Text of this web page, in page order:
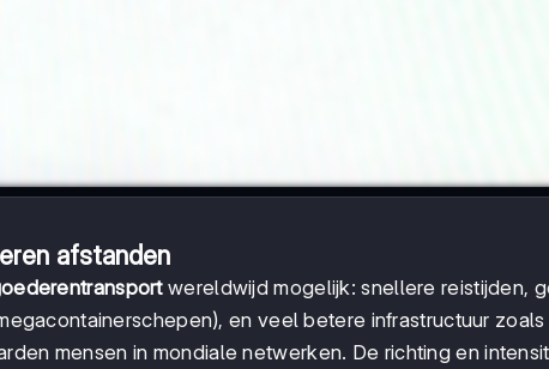
afstanden
wereldwijd mogelijk: snellere reistijden,
en veel betere infrastructuur
mensen in mondiale netwerken. De richting en